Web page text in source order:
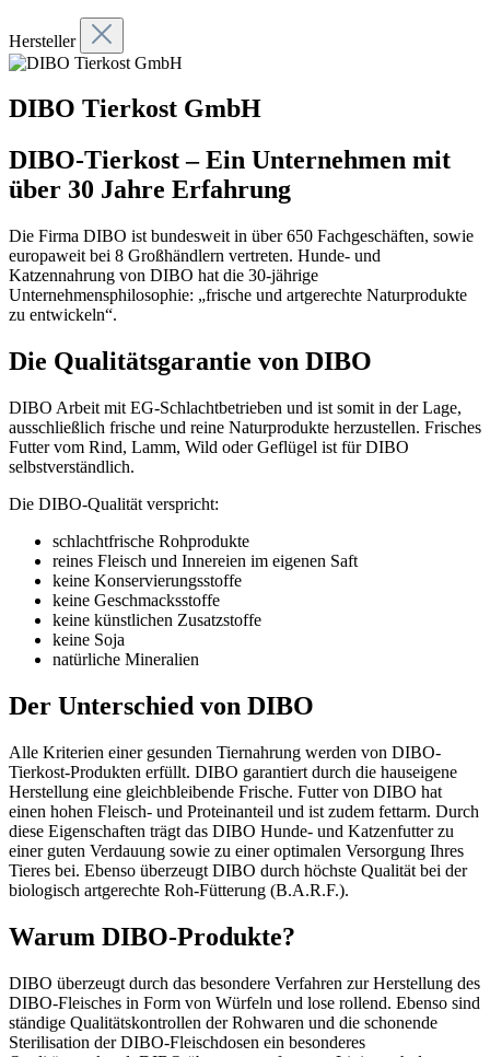
Hersteller
DIBO Tierkost GmbH
DIBO-Tierkost – Ein Unternehmen mit
über 30 Jahre Erfahrung
Die Firma DIBO ist bundesweit in über 650 Fachgeschäften, sowie
europaweit bei 8 Großhändlern vertreten. Hunde- und
Katzennahrung von DIBO hat die 30-jährige
Unternehmensphilosophie: „frische und artgerechte Naturprodukte
zu entwickeln“.
Die Qualitätsgarantie von DIBO
DIBO Arbeit mit EG-Schlachtbetrieben und ist somit in der Lage,
ausschließlich frische und reine Naturprodukte herzustellen. Frisches
Futter vom Rind, Lamm, Wild oder Geflügel ist für DIBO
selbstverständlich.
Die DIBO-Qualität verspricht:
schlachtfrische Rohprodukte
reines Fleisch und Innereien im eigenen Saft
keine Konservierungsstoffe
keine Geschmacksstoffe
keine künstlichen Zusatzstoffe
keine Soja
natürliche Mineralien
Der Unterschied von DIBO
Alle Kriterien einer gesunden Tiernahrung werden von DIBO-
Tierkost-Produkten erfüllt. DIBO garantiert durch die hauseigene
Herstellung eine gleichbleibende Frische. Futter von DIBO hat
einen hohen Fleisch- und Proteinanteil und ist zudem fettarm. Durch
diese Eigenschaften trägt das DIBO Hunde- und Katzenfutter zu
einer guten Verdauung sowie zu einer optimalen Versorgung Ihres
Tieres bei. Ebenso überzeugt DIBO durch höchste Qualität bei der
biologisch artgerechte Roh-Fütterung (B.A.R.F.).
Warum DIBO-Produkte?
DIBO überzeugt durch das besondere Verfahren zur Herstellung des
DIBO-Fleisches in Form von Würfeln und lose rollend. Ebenso sind
ständige Qualitätskontrollen der Rohwaren und die schonende
Sterilisation der DIBO-Fleischdosen ein besonderes